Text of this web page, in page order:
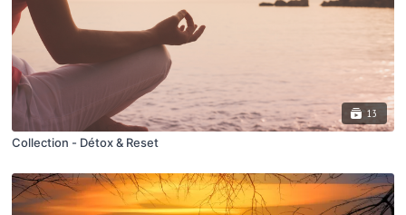
13
Collection - Détox & Reset